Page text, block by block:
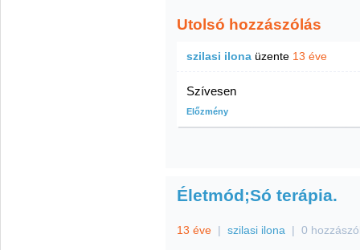
Utolsó hozzászólás
szilasi ilona üzente 13 éve
Szívesen
Előzmény
Életmód;Só terápia.
13 éve | szilasi ilona | 0